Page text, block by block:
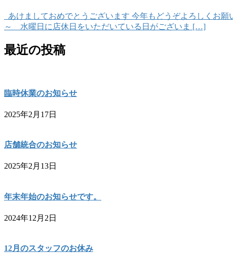
あけましておめでとうございます 今年もどうぞよろしくお
～ 水曜日に店休日をいただいている日がございま […]
最近の投稿
臨時休業のお知らせ
2025年2月17日
店舗統合のお知らせ
2025年2月13日
年末年始のお知らせです。
2024年12月2日
12月のスタッフのお休み